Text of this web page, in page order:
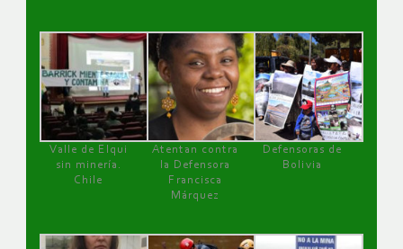
Valle de Elqui
sin minería.
Chile
Atentan contra
la Defensora
Francisca
Márquez
Defensoras de
Bolivia